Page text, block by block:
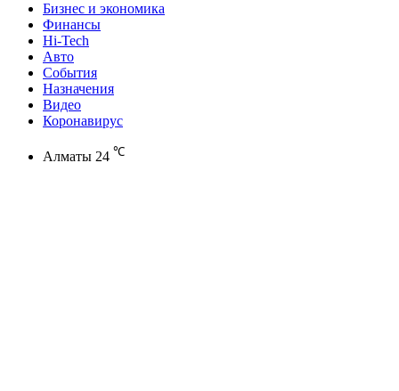
Бизнес и экономика
Финансы
Hi-Tech
Авто
События
Назначения
Видео
Коронавирус
Алматы 24 ℃